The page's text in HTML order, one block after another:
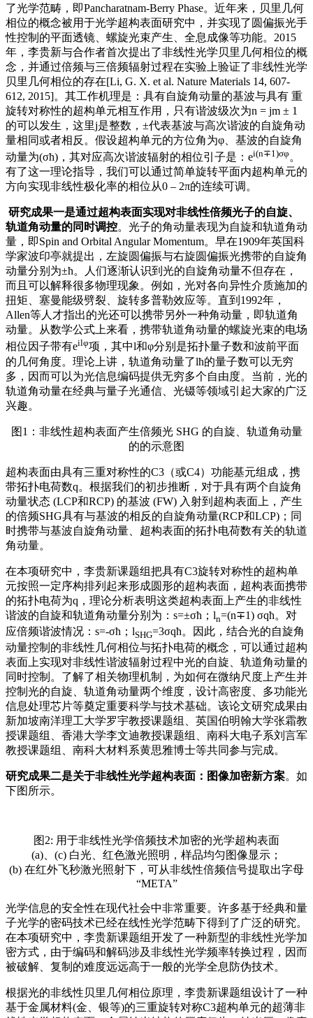
了光学范畴，即Pancharatnam-Berry Phase。近年来，贝里几何
相位的概念被用于光学超构表面研究中，并实现了圆偏振光手
性控制的平面透镜、螺旋光束产生、全息成像等功能。2015
年，李贵新与合作者首次提出了非线性光学贝里几何相位的概
念，并通过倍频与三倍频辐射过程在实验上验证了非线性光学
贝里几何相位的存在[Li, G. X. et al. Nature Materials 14, 607-
612, 2015]。其工作机理是：具有自旋角动量的基波与具有 重
旋转对称性的超构单元相互作用，只有谐波级次为n = jm ± 1
的可以发生，这里j是整数，±代表基波与高次谐波的自旋角动
量相同或者相反。假设超构单元的方位角为φ、基波的自旋角
动量为(σћ)，其对应高次谐波辐射的相位引子是：ei(n∓1)σφ 。
有了这一理论指导，我们可以通过简单旋转平面内超构单元的
方向实现非线性极化率的相位从0 – 2π的连续可调。
研究成果一是通过超构表面实现对非线性倍频光子的自旋、
轨道角动量的同时调控。光子的角动量表现为自旋和轨道角动
量，即Spin and Orbital Angular Momentum。早在1909年英国科
学家波印亭就提出，左旋圆偏振与右旋圆偏振光携带的自旋角
动量分别为±ћ。人们逐渐认识到光的自旋角动量不但存在，
而且可以解释很多物理现象。例如，光对各向异性介质施加的
扭矩、塞曼能级劈裂、旋转多普勒效应等。直到1992年，
Allen等人才指出的光还可以携带另外一种角动量，即轨道角
动量。从数学公式上来看，携带轨道角动量的螺旋光束的电场
相位因子带有eilφ项，其中l和φ分别是拓扑量子数和波前平面
的几何角度。理论上讲，轨道角动量了lћ的量子数可以无穷
多，因而可以为光信息编码提供无穷多个自由度。当前，光的
轨道角动量在经典与量子光通信、光镊等领域引起大家的广泛
兴趣。
图1：非线性超构表面产生倍频光 SHG 的自旋、轨道角动量
的的示意图
超构表面由具有三重对称性的C3（或C4）功能基元组成，携
带拓扑电荷数q。根据我们的初步推断，对于具有两个自旋角
动量状态 (LCP和RCP) 的基波 (FW) 入射到超构表面上，产生
的倍频SHG具有与基波的相反的自旋角动量(RCP和LCP)；同
时携带与基波自旋角动量、超构表面的拓扑电荷数有关的轨道
角动量。
在本项研究中，李贵新课题组把具有C3旋转对称性的超构单
元按照一定序构排列起来形成圆形的超构表面，超构表面携带
的拓扑电荷为q，理论分析表明这类超构表面上产生的非线性
谐波的自旋和轨道角动量分别为：s=±σћ；ln=(n∓1) σqћ。对
应倍频谐波情况：s=-σћ；lSHG=3σqћ。因此，结合光的自旋角
动量控制的非线性几何相位与拓扑电荷的概念，可以通过超构
表面上实现对非线性谐波辐射过程中光的自旋、轨道角动量的
同时控制。了解了相关物理机制，为如何在微纳尺度上产生并
控制光的自旋、轨道角动量两个维度，设计高密度、多功能光
信息处理芯片等奠定重要科学与技术基础。该论文研究成果由
新加坡南洋理工大学罗宇教授课题组、英国伯明翰大学张霜教
授课题组、香港大学李文迪教授课题组、南科大电子系刘言军
教授课题组、南科大材料系黄思雅博士等共同参与完成。
研究成果二是关于非线性光学超构表面：图像加密新方案。如
下图所示。
图2: 用于非线性光学倍频技术加密的光学超构表面
(a)、(c) 白光、红色激光照明，样品均匀图像显示；
(b) 在红外飞秒激光照射下，可从非线性倍频信号提取出字母
“META”
光学信息的安全性在现代社会中非常重要。许多基于经典和量
子光学的密码技术已经在线性光学范畴下得到了广泛的研究。
在本项研究中，李贵新课题组开发了一种新型的非线性光学加
密方式，由于编码和解码涉及非线性光学频率转换过程，因而
被破解、复制的难度远远高于一般的光学全息防伪技术。
根据光的非线性贝里几何相位原理，李贵新课题组设计了一种
基于金属材料(金、银等)的三重旋转对称C3超构单元的超薄非